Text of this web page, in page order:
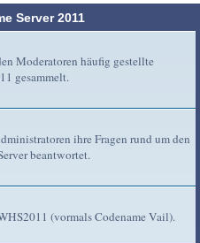
Server 2011
Moderatoren häufig gestellte
gesammelt.
ihre Fragen rund um den
beantwortet.
(vormals Codename Vail).